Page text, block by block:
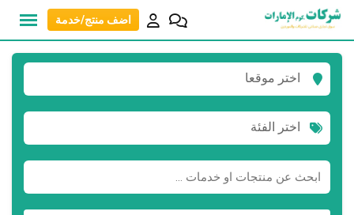
انتقل
المحتوى
اضف منتج/خدمة
اختر موقعا
اختر الفئة